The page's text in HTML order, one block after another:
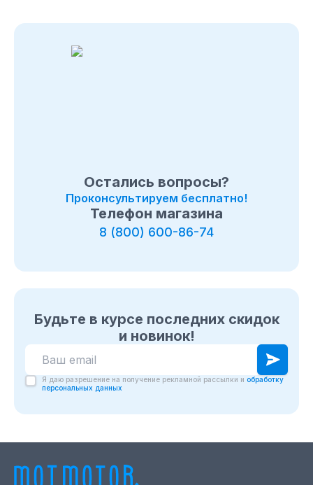
удовольствием ответим на все интересующие
вопросы о покупке товаров в категории
Остались вопросы?
Проконсультируем бесплатно!
Телефон магазина
8 (800) 600-86-74
Будьте в курсе последних скидок
и новинок!
Я даю разрешение на получение рекламной рассылки и обработку
персональных данных